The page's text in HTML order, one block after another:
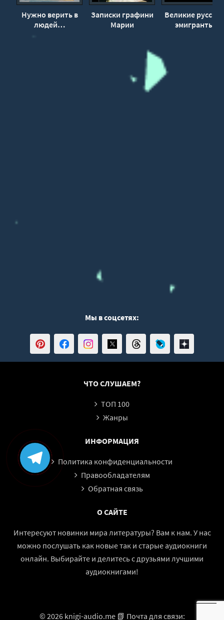
Нужно верить в
людей…
Записки графини
Марии
Великие русские
эмигранты
Мы в соцсетях:
ЧТО СЛУШАЕМ?
ТОП 100
Жанры
ИНФОРМАЦИЯ
Политика конфиденциальности
Правообладателям
Обратная связь
О САЙТЕ
Интересуют новинки мира литературы? Вам к нам. У нас
можно послушать как новые так и старые аудиокниги
онлайн. Выбирайте и делитесь с друзьями лучшими
аудиокнигами!
© 2026 knigi-audio.me 📗 Почта для связи: